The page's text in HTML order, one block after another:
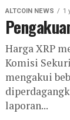
ALTCOIN NEWS 1
Harga XRP
Komisi
mengakui
laporan...